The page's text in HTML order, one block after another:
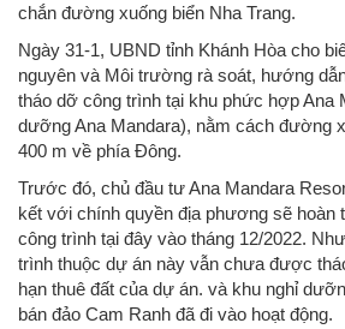
chắn đường xuống biển Nha Trang.
Ngày 31-1, UBND tỉnh Khánh Hòa cho
nguyên và Môi trường rà soát, hướng
tháo dỡ công trình tại khu phức hợp Ana
dưỡng Ana Mandara), nằm cách đường
400 m về phía Đông.
Trước đó, chủ đầu tư Ana Mandara
kết với chính quyền địa phương sẽ hoàn
công trình tại đây vào tháng 12/2022.
trình thuộc dự án này vẫn chưa được
hạn thuê đất của dự án. và khu nghỉ
bán đảo Cam Ranh đã đi vào hoạt động.